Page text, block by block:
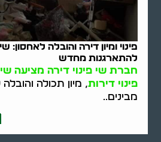
פינוי ומיון דירה והובלה לאחסון:
להתארגנות מחדש
חברת שי פינוי דירה מציעה
פינוי דירות, מיון תכולה
מבינים..